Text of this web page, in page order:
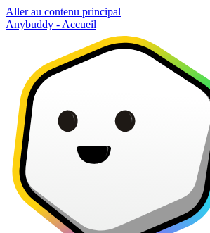
Aller au contenu principal
Anybuddy - Accueil